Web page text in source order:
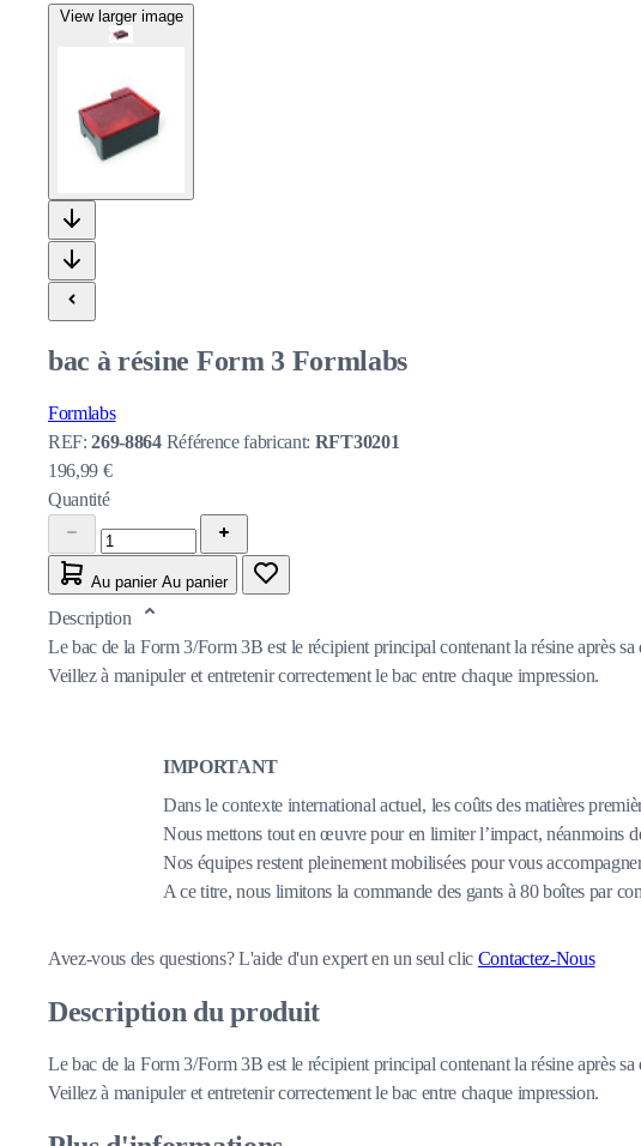
View larger image
bac à résine Form 3 Formlabs
Formlabs
REF:269-8864 Référence fabricant: RFT30201
196,99 €
Quantité
Au panier Au panier
Description
Le bac de la Form 3/Form 3B est le récipient principal contenant la résine après
Veillez à manipuler et entretenir correctement le bac entre chaque impression.
IMPORTANT
Dans le contexte international actuel, les coûts des matières
Nous mettons tout en œuvre pour en limiter l’impact, néanmoins
Nos équipes restent pleinement mobilisées pour vous
A ce titre, nous limitons la commande des gants à 80 boîtes par
Avez-vous des questions?L'aide d'un expert en un seul clic Contactez-Nous
Description du produit
Le bac de la Form 3/Form 3B est le récipient principal contenant la résine après
Veillez à manipuler et entretenir correctement le bac entre chaque impression.